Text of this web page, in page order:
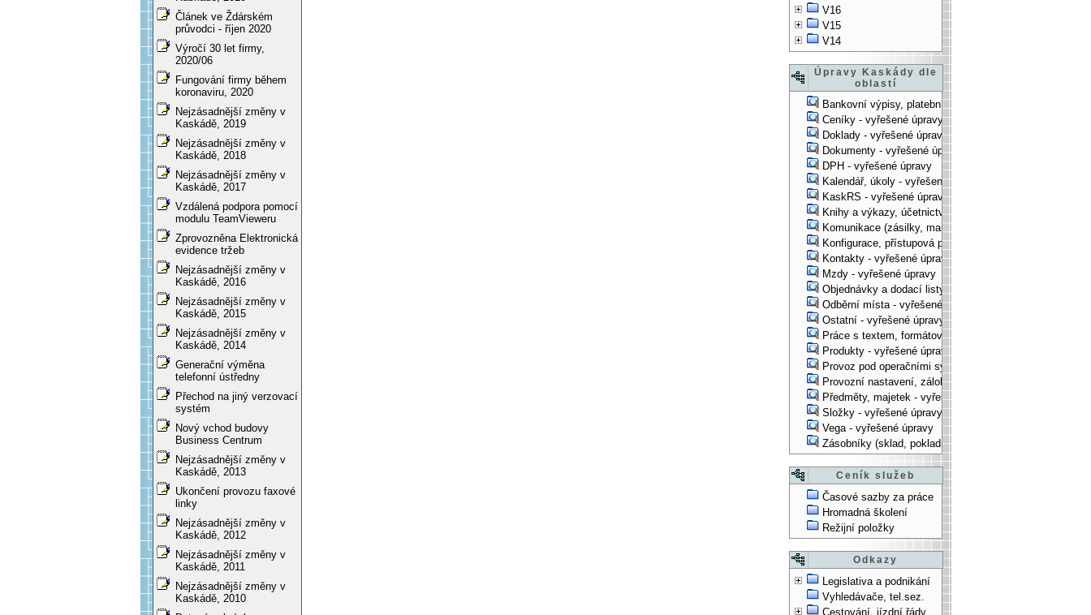
Článek ve Ždárském
průvodci - říjen 2020
Výročí 30 let firmy,
2020/06
Fungování firmy během
koronaviru, 2020
Nejzásadnější změny v
Kaskádě, 2019
Nejzásadnější změny v
Kaskádě, 2018
Nejzásadnější změny v
Kaskádě, 2017
Vzdálená podpora pomocí
modulu TeamVieweru
Zprovozněna Elektronická
evidence tržeb
Nejzásadnější změny v
Kaskádě, 2016
Nejzásadnější změny v
Kaskádě, 2015
Nejzásadnější změny v
Kaskádě, 2014
Generační výměna
telefonní ústředny
Přechod na jiný verzovací
systém
Nový vchod budovy
Business Centrum
Nejzásadnější změny v
Kaskádě, 2013
Ukončení provozu faxové
linky
Nejzásadnější změny v
Kaskádě, 2012
Nejzásadnější změny v
Kaskádě, 2011
Nejzásadnější změny v
Kaskádě, 2010
V16
V15
V14
Úpravy Kaskády dle
oblastí
Bankovní výpisy, platební příkazy - vyřešené úpravy
Ceníky - vyřešené úpravy
Doklady - vyřešené úpravy
Dokumenty - vyřešené úpravy
DPH - vyřešené úpravy
Kalendář, úkoly - vyřešené úpravy
KaskRS - vyřešené úpravy
Knihy a výkazy, účetnictví - vyřešené úpravy
Komunikace (zásilky, mail-systém, ...) - vyřešené úpravy
Konfigurace, přístupová práva, ... - vyřešené úpravy
Kontakty - vyřešené úpravy
Mzdy - vyřešené úpravy
Objednávky a dodací listy - vyřešené úpravy
Odběrní místa - vyřešené úpravy
Ostatní - vyřešené úpravy
Práce s textem, formátování, ... - vyřešené úpravy
Produkty - vyřešené úpravy
Provoz pod operačními systémy, technologické věci -
Provozní nastavení, zálohování, instalace, ... -
Předměty, majetek - vyřešené úpravy
Složky - vyřešené úpravy
Vega - vyřešené úpravy
Zásobníky (sklad, pokladna, bank. účet) - vyřešené
Ceník služeb
Časové sazby za práce
Hromadná školení
Režijní položky
Odkazy
Legislativa a podnikání
Vyhledávače, tel.sez.
Cestování, jízdní řády